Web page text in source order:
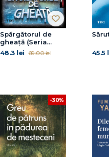
Spărgătorul de
gheață (Seria
Srindberg, vol.2)
48.3 lei 69.00 lei 45.5
-30%